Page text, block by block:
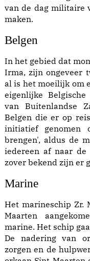
van de dag militaire
maken.
Belgen
In het gebied dat
Irma, zijn ongeveer
al is het moeilijk om
eigenlijke
van Buitenlandse
Belgen die er op
initiatief genomen
brengen', aldus de
iedereen af naar de
zover bekend zijn er
Marine
Het marineschip Zr.
Maarten
marine. Het schip
De nadering van
zorgen en de